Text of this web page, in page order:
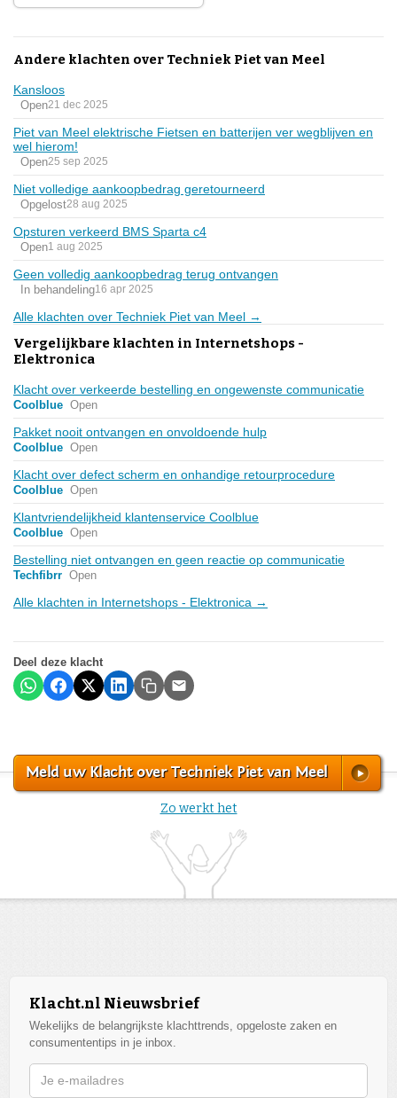
Andere klachten over Techniek Piet van Meel
Kansloos
Open21 dec 2025
Piet van Meel elektrische Fietsen en batterijen ver wegblijven en
wel hierom!
Open25 sep 2025
Niet volledige aankoopbedrag geretourneerd
Opgelost28 aug 2025
Opsturen verkeerd BMS Sparta c4
Open1 aug 2025
Geen volledig aankoopbedrag terug ontvangen
In behandeling16 apr 2025
Alle klachten over Techniek Piet van Meel →
Vergelijkbare klachten in Internetshops -
Elektronica
Klacht over verkeerde bestelling en ongewenste communicatie
Coolblue Open
Pakket nooit ontvangen en onvoldoende hulp
Coolblue Open
Klacht over defect scherm en onhandige retourprocedure
Coolblue Open
Klantvriendelijkheid klantenservice Coolblue
Coolblue Open
Bestelling niet ontvangen en geen reactie op communicatie
Techfibrr Open
Alle klachten in Internetshops - Elektronica →
Deel deze klacht
Meld uw Klacht over Techniek Piet van Meel
Zo werkt het
Klacht.nl Nieuwsbrief
Wekelijks de belangrijkste klachttrends, opgeloste zaken en
consumententips in je inbox.